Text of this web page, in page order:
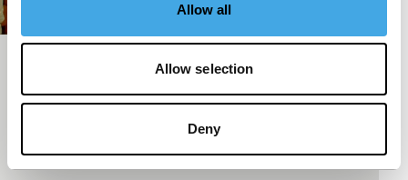
Allow all
Allow selection
Deny
Address Unknown
Short: As Long As It Takes
vrouw richt zich vanuit Beijing tot haar geliefde in
Londen.